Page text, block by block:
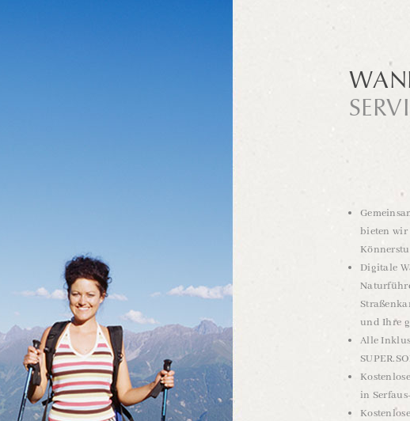
bieten wir
Digitale
und Ihre
Alle
in